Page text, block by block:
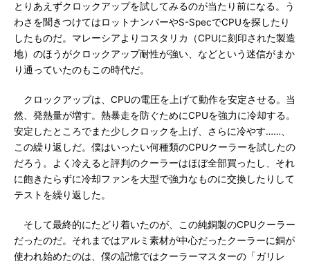
とりあえずクロックアップを試してみるのが当たり前になる。う
わさを聞きつけてはロットナンバーやS-SpecでCPUを探したり
したものだ。マレーシアよりコスタリカ（CPUに刻印された製造
地）のほうがクロックアップ耐性が強い、などという迷信がまか
り通っていたのもこの時代だ。
クロックアップは、CPUの電圧を上げて動作を安定させる。当
然、発熱量が増す。熱暴走を防ぐためにCPUを強力に冷却する。
安定したところでまた少しクロックを上げ、さらに冷やす……、
この繰り返しだ。僕はいったい何種類のCPUクーラーを試したの
だろう。よく冷えると評判のクーラーはほぼ全部買ったし、それ
に飽きたらずに冷却ファンを大型で強力なものに交換したりして
テストを繰り返した。
そして最終的にたどり着いたのが、この純銅製のCPUクーラー
だったのだ。それまではアルミ素材が中心だったクーラーに銅が
使われ始めたのは、僕の記憶ではクーラーマスターの「ガリレ